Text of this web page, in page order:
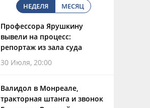
НЕДЕЛЯ МЕСЯЦ
Профессора Ярушкину
вывели на процесс:
репортаж из зала суда
30 Июля, 20:00
Валидол в Монреале,
тракторная штанга и звонок